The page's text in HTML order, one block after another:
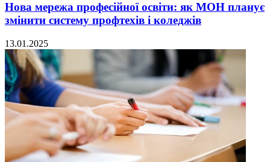
Нова мережа професійної освіти: як МОН планує
змінити систему профтехів і коледжів
13.01.2025